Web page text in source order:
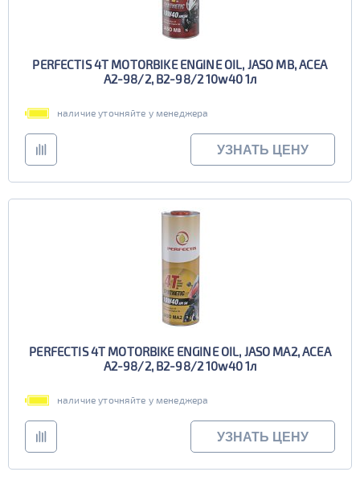
PERFECTIS 4T MOTORBIKE ENGINE OIL, JASO MB, ACEA
A2-98/2, B2-98/2 10w40 1л
наличие уточняйте у менеджера
УЗНАТЬ ЦЕНУ
PERFECTIS 4T MOTORBIKE ENGINE OIL, JASO MA2, ACEA
A2-98/2, B2-98/2 10w40 1л
наличие уточняйте у менеджера
УЗНАТЬ ЦЕНУ